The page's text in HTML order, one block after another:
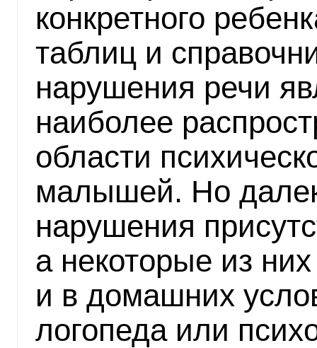
конкретного
таблиц и
нарушения речи
наиболее
области
малышей. Но
нарушения
а некоторые из
и в домашних
логопеда или